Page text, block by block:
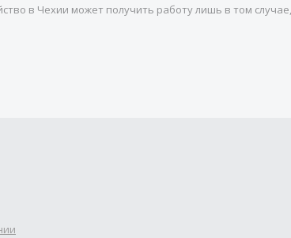
в Чехии может получить работу лишь в том